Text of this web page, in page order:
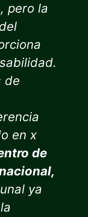
pero la
de
en x
de
ya